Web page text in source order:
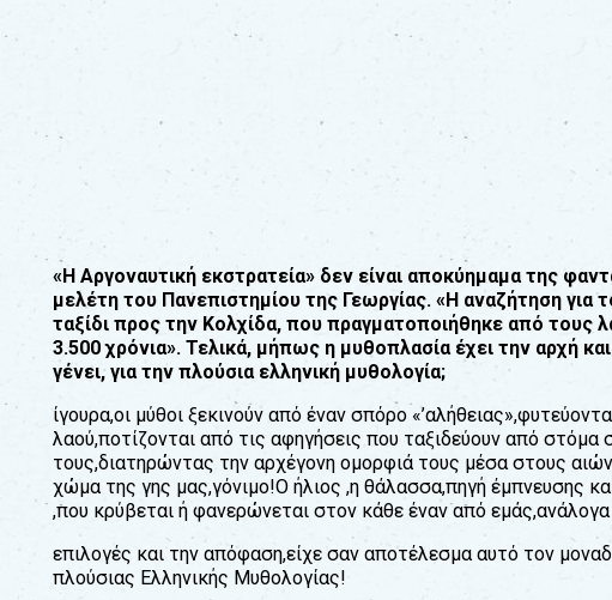
«Η Αργοναυτική εκστρατεία» δεν είναι αποκύημαµα της
µελέτη του Πανεπιστηµίου της Γεωργίας. «Η αναζήτηση για
ταξίδι προς την Κολχίδα, που πραγµατοποιήθηκε από τους
3.500 χρόνια». Τελικά, µήπως η µυθοπλασία έχει την αρχή
γένει, για την πλούσια ελληνική µυθολογία;
ίγουρα,οι µύθοι ξεκινούν από έναν σπόρο
λαού,ποτίζονται από τις αφηγήσεις που ταξιδεύουν από στόµα
τους,διατηρώντας την αρχέγονη οµορφιά τους µέσα στους
χώµα της γης µας,γόνιµο!Ο ήλιος ,η θάλασσα,πηγή έµπνευσης
,που κρύβεται ή φανερώνεται στον κάθε έναν από εµάς,ανάλογα
επιλογές και την απόφαση,είχε σαν αποτέλεσµα αυτό τον
πλούσιας Ελληνικής Μυθολογίας!